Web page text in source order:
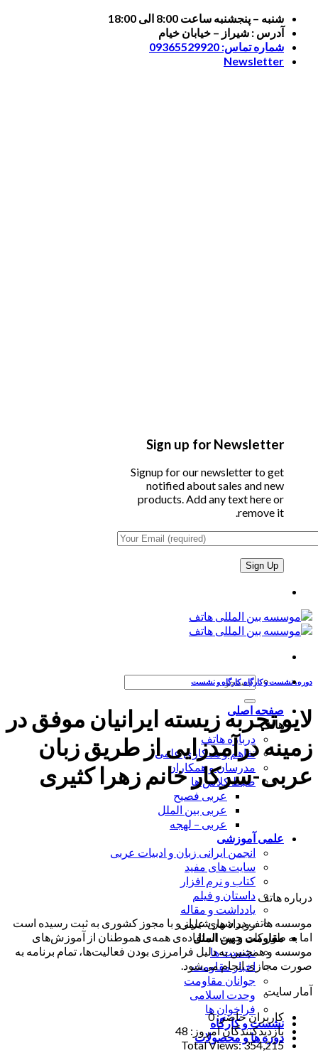
Skip
content
شنبه – پنجشنبه ساعت 8:00 الی 18:00
آدرس : شیراز – خیابان خیام
شماره تماس: 09365529920
Newsletter
Sign up for Newsletter
Signup for our newsletter to get
notified about sales and new
products. Add any text here or
remove it.
جستجو
صفحه اصلی
هاتف
درباره هاتف
تفاهم و همکاری علمی
مدرسان و همکاران
ضبط کلاس ها
عربی فصیح
عربی بین الملل
عربی – لهجه
علمی آموزشی
انجمن ایرانی زبان و ادبیات عربی
سایت های مفید
کتاب و نرم افزار
داستان و فیلم
یادداشت و مقاله
رویداد های علمی
مقاومت و بین الملل
نشست ها
اخبار مقاومت
جوانان مقاومت
وحدت اسلامی
فراخوان ها
نشست و کارگاه
دوره ها و محصولات
دوره، نشست و کارگاه,کارگاه و نشست
لایو تجربه زیسته ایرانیان موفق در
زمینه درآمدزایی از طریق زبان
عربی-سرکار خانم زهرا کثیری
درباره هاتف
موسسه هاتف در شهر شیراز و با مجوز کشوری به ثبت رسیده است
اما به طور کلی جهت استفاده‌ی همه‌ی هموطنان از آموزش‌های
موسسه و همچنین به دلیل فرامرزی بودن فعالیت‌ها، تمام برنامه به
صورت مجازی انجام می‌شود.
آمار سایت
کاربران حاضر:0
بازدیدکنندگان امروز: 48
Total Views:354,215